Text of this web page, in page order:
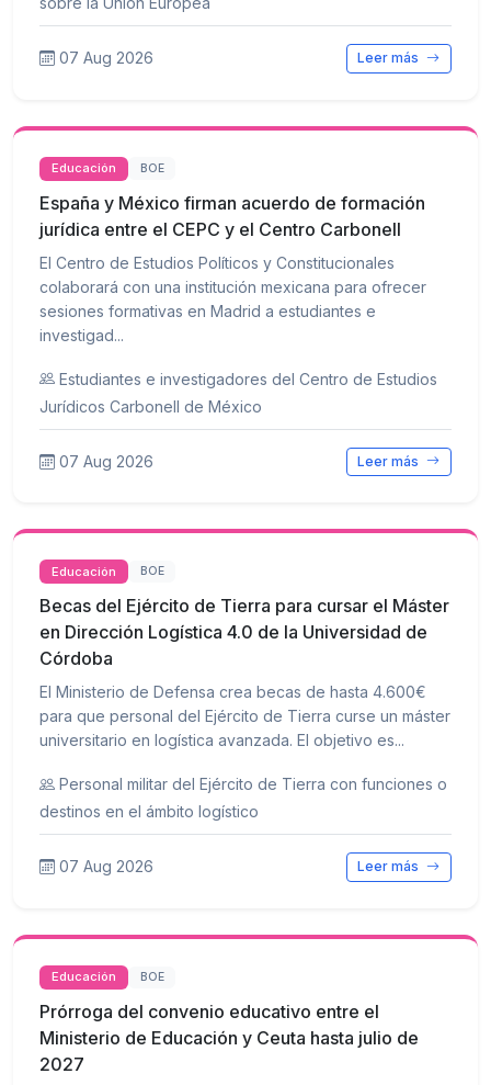
07 Aug 2026 Leer más
Educación BOE
España y México firman acuerdo de formación
jurídica entre el CEPC y el Centro Carbonell
El Centro de Estudios Políticos y Constitucionales
colaborará con una institución mexicana para ofrecer
sesiones formativas en Madrid a estudiantes e
investigad...
Estudiantes e investigadores del Centro de Estudios
Jurídicos Carbonell de México
07 Aug 2026 Leer más
Educación BOE
Becas del Ejército de Tierra para cursar el Máster
en Dirección Logística 4.0 de la Universidad de
Córdoba
El Ministerio de Defensa crea becas de hasta 4.600€
para que personal del Ejército de Tierra curse un máster
universitario en logística avanzada. El objetivo es...
Personal militar del Ejército de Tierra con funciones o
destinos en el ámbito logístico
07 Aug 2026 Leer más
Educación BOE
Prórroga del convenio educativo entre el
Ministerio de Educación y Ceuta hasta julio de
2027